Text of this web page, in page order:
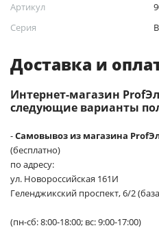
Артикул
Серия
Доставка и
Интернет-магазин
следующие варианты
-Самовывоз из магазина
(бесплатно)
по адресу:
ул. Новороссийская 161И
Геленджикский проспект, 6/2
(пн-сб: 8:00-18:00; вс: 9:00-17:00)